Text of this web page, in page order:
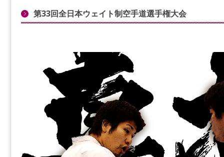
第33回全日本ウェイト制空手道選手権大会